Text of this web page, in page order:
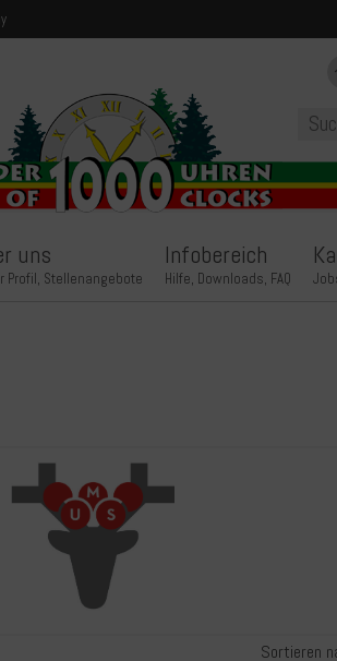
uns
Profil, Stellenangebote
Infobereich
Hilfe, Downloads, FAQ
Sortieren